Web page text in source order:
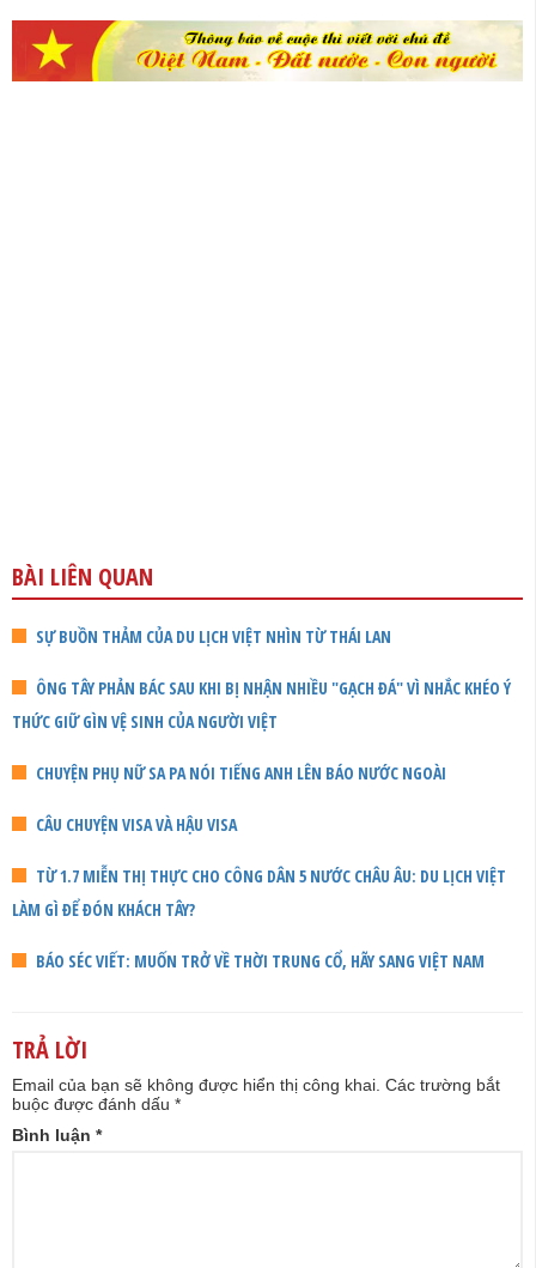
BÀI LIÊN QUAN
SỰ BUỒN THẢM CỦA DU LỊCH VIỆT NHÌN TỪ THÁI LAN
ÔNG TÂY PHẢN BÁC SAU KHI BỊ NHẬN NHIỀU "GẠCH ĐÁ" VÌ NHẮC KHÉO Ý
THỨC GIỮ GÌN VỆ SINH CỦA NGƯỜI VIỆT
CHUYỆN PHỤ NỮ SA PA NÓI TIẾNG ANH LÊN BÁO NƯỚC NGOÀI
CÂU CHUYỆN VISA VÀ HẬU VISA
TỪ 1.7 MIỄN THỊ THỰC CHO CÔNG DÂN 5 NƯỚC CHÂU ÂU: DU LỊCH VIỆT
LÀM GÌ ĐỂ ĐÓN KHÁCH TÂY?
BÁO SÉC VIẾT: MUỐN TRỞ VỀ THỜI TRUNG CỔ, HÃY SANG VIỆT NAM
TRẢ LỜI
Email của bạn sẽ không được hiển thị công khai. Các trường bắt
buộc được đánh dấu *
Bình luận *